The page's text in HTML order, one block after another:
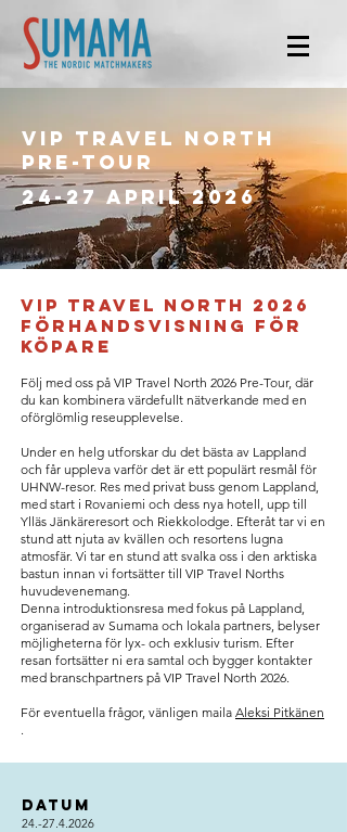
VIP Travel North
Pre-Tour
24-27 april 2026
VIP Travel North 2026
förhandsvisning för
köpare
Följ med oss på VIP Travel North 2026 Pre-Tour, där
du kan kombinera värdefullt nätverkande med en
oförglömlig reseupplevelse.
Under en helg utforskar du det bästa av Lappland
och får uppleva varför det är ett populärt resmål för
UHNW-resor. Res med privat buss genom Lappland,
med start i Rovaniemi och dess nya hotell, upp till
Ylläs Jänkäreresort och Riekkolodge. Efteråt tar vi en
stund att njuta av kvällen och resortens lugna
atmosfär. Vi tar en stund att svalka oss i den arktiska
bastun innan vi fortsätter till VIP Travel Norths
huvudevenemang.
Denna introduktionsresa med fokus på Lappland,
organiserad av Sumama och lokala partners, belyser
möjligheterna för lyx- och exklusiv turism. Efter
resan fortsätter ni era samtal och bygger kontakter
med branschpartners på VIP Travel North 2026.
För eventuella frågor, vänligen maila Aleksi Pitkänen
.
datum
24.-27.4.2026